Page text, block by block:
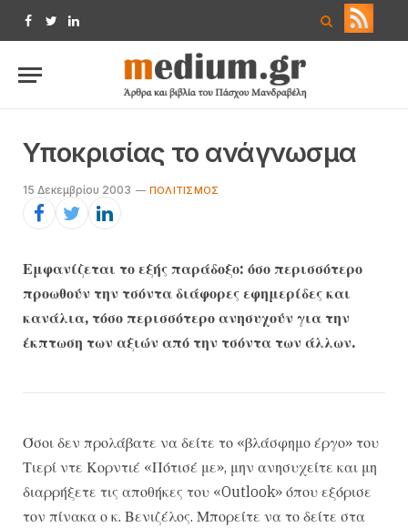
Facebook
TwitterLinkedIn
Υποκρισίας το ανάγνωσμα
15 Δεκεμβρίου 2003 ΠΟΛΙΤΙΣΜΌΣ
Εμφανίζεται το εξής παράδοξο: όσο περισσότερο
προωθούν την τσόντα διάφορες εφημερίδες και
κανάλια, τόσο περισσότερο ανησυχούν για την
έκπτωση των αξιών από την τσόντα των άλλων.
Όσοι δεν προλάβατε να δείτε το «βλάσφημο έργο» του
Τιερί ντε Κορντιέ «Πότισέ με», μην ανησυχείτε και μη
διαρρήξετε τις αποθήκες του «Outlook» όπου εξόρισε
τον πίνακα ο κ. Βενιζέλος. Μπορείτε να το δείτε στα